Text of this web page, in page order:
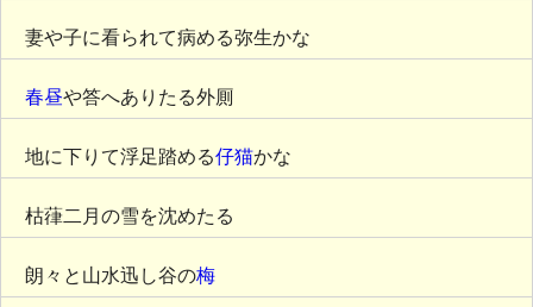
妻や子に看られて病める弥生かな
春昼や答へありたる外厠
地に下りて浮足踏める仔猫かな
枯葎二月の雪を沈めたる
朗々と山水迅し谷の梅